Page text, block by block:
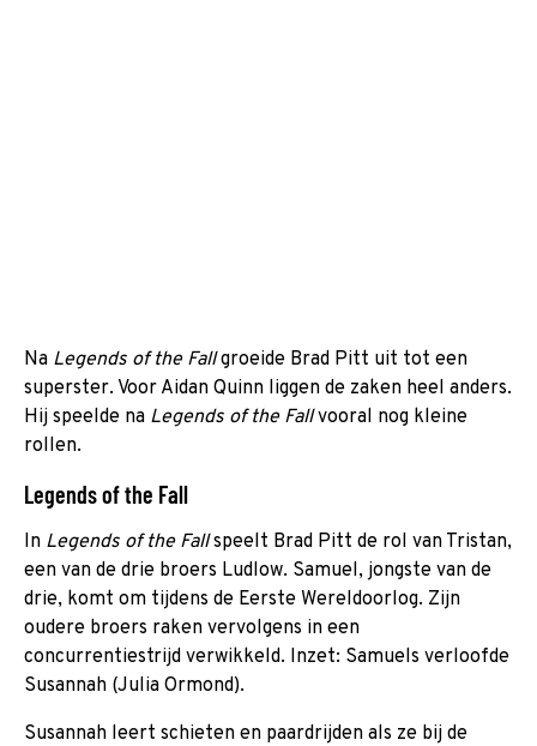
Na Legends of the Fallgroeide Brad Pitt uit tot een
superster. Voor Aidan Quinn liggen de zaken heel anders.
Hij speelde na Legends of the Fallvooral nog kleine
rollen.
Legends of the Fall
In Legends of the Fallspeelt Brad Pitt de rol van Tristan,
een van de drie broers Ludlow. Samuel, jongste van de
drie, komt om tijdens de Eerste Wereldoorlog. Zijn
oudere broers raken vervolgens in een
concurrentiestrijd verwikkeld. Inzet: Samuels verloofde
Susannah (Julia Ormond).
Susannah leert schieten en paardrijden als ze bij de